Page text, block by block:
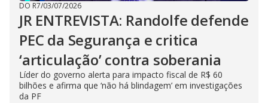
DO R7/03/07/2026
JR ENTREVISTA: Randolfe defende
PEC da Segurança e critica
‘articulação’ contra soberania
Líder do governo alerta para impacto fiscal de R$ 60
bilhões e afirma que ‘não há blindagem’ em investigações
da PF